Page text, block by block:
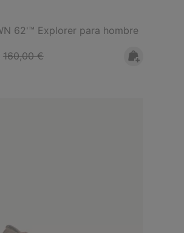
62'™ Explorer para hombre
sale price:
Regular price:
160,00 €